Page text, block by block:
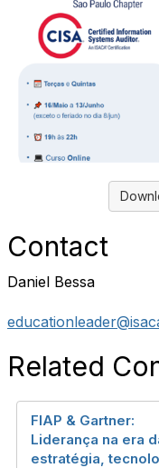
Contact
Daniel Bessa
Related
FIAP & Gartner:
Liderança na era
estratégia,